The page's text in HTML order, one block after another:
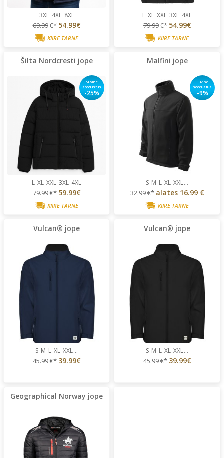
3XL 4XL 8XL
69.99€* 54.99€
KIIRE TARNE
L XL XXL 3XL 4XL
79.99€* 54.99€
KIIRE TARNE
Šilta Nordcresti jope
Suvine
soodustus
-25%
L XL XXL 3XL 4XL
79.99€* 59.99€
KIIRE TARNE
Malfini jope
Suvine
soodustus
-9%
S M L XL XXL...
32.99€* alates16.99 €
KIIRE TARNE
Vulcan® jope
S M L XL XXL...
45.99€* 39.99€
Vulcan® jope
S M L XL XXL...
45.99€* 39.99€
Geographical Norway jope